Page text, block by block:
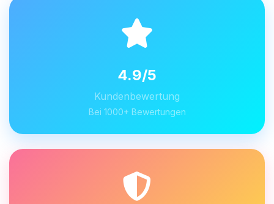
4.9/5
Kundenbewertung
Bei 1000+ Bewertungen